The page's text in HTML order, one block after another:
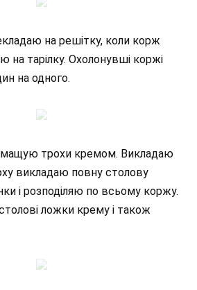
на решітку, коли корж
на тарілку. Охолонувші коржі
на одного.
трохи кремом. Викладаю
викладаю повну столову
і розподіляю по всьому коржу.
ложки крему і також